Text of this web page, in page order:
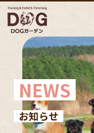
NEWS
お知らせ